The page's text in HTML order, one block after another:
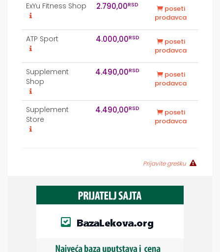
ExYu Fitness Shop
2.790,00RSD
poseti
prodavca
ATP Sport 4.000,00RSD
poseti
prodavca
Supplement
Shop
4.490,00RSD
poseti
prodavca
Supplement
Store
4.490,00RSD
poseti
prodavca
Prijavite grešku